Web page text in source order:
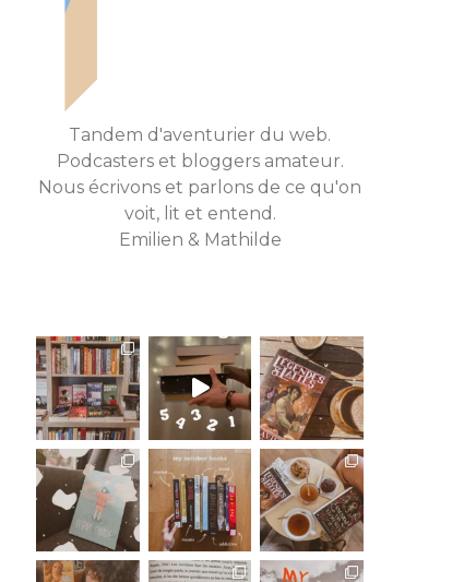
Tandem d'aventurier du web.
Podcasters et bloggers amateur.
Nous écrivons et parlons de ce qu'on
voit, lit et entend.
Emilien & Mathilde